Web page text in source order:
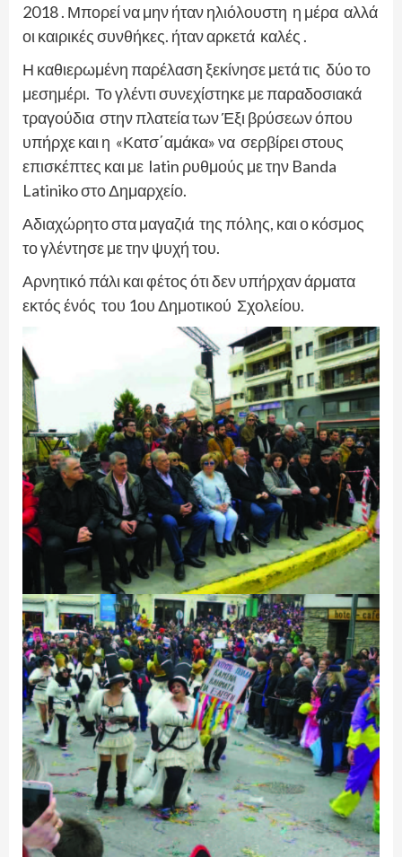
2018 . Μπορεί να μην ήταν ηλιόλουστη η μέρα αλλά
οι καιρικές συνθήκες. ήταν αρκετά καλές .
Η καθιερωμένη παρέλαση ξεκίνησε μετά τις δύο το
μεσημέρι. Το γλέντι συνεχίστηκε με παραδοσιακά
τραγούδια στην πλατεία των Έξι βρύσεων όπου
υπήρχε και η «Κατσ΄αμάκα» να σερβίρει στους
επισκέπτες και με latin ρυθμούς με την Banda
Latiniko στο Δημαρχείο.
Αδιαχώρητο στα μαγαζιά της πόλης, και ο κόσμος
το γλέντησε με την ψυχή του.
Αρνητικό πάλι και φέτος ότι δεν υπήρχαν άρματα
εκτός ένός του 1ου Δημοτικού Σχολείου.